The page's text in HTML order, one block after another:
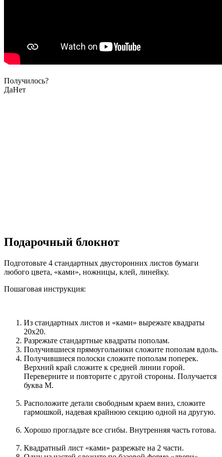
Получилось?
ДаНет
Подарочный блокнот
Подготовьте 4 стандартных двусторонних листов бумаги
любого цвета, «ками», ножницы, клей, линейку.
Пошаговая инструкция:
Из стандартных листов и «ками» вырежьте квадраты
20х20.
Разрежьте стандартные квадраты пополам.
Получившиеся прямоугольники сложите пополам вдоль.
Получившиеся полоски сложите пополам поперек.
Верхний край сложите к средней линии горой.
Переверните и повторите с другой стороны. Получается
буква М.
Расположите детали свободным краем вниз, сложите
гармошкой, надевая крайнюю секцию одной на другую.
Хорошо прогладьте все сгибы. Внутренняя часть готова.
Квадратный лист «ками» разрежьте на 2 части.